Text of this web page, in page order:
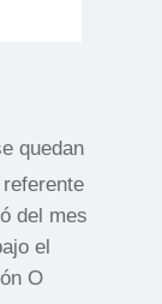
quedan
del mes
el
O